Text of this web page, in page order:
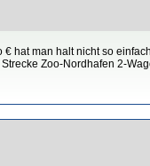
hat man halt nicht so
Zoo-Nordhafen 2-